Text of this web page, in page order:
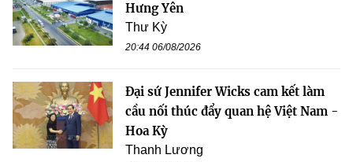
Hưng Yên
Thư Kỳ
20:44 06/08/2026
Đại sứ Jennifer Wicks cam kết làm
cầu nối thúc đẩy quan hệ Việt Nam -
Hoa Kỳ
Thanh Lương